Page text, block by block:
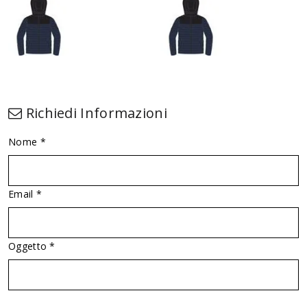
Richiedi Informazioni
Nome *
Email *
Oggetto *